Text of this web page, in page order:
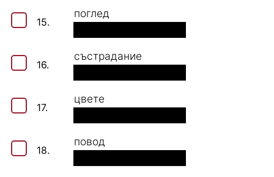
15.
поглед
16.
състрадание
17.
цвете
18.
повод